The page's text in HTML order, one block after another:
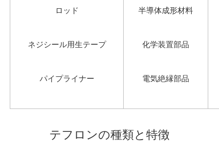
ロッド
ネジシール用生テープ
パイプライナー
半導体成形材料
化学装置部品
電気絶縁部品
テフロンの種類と特徴